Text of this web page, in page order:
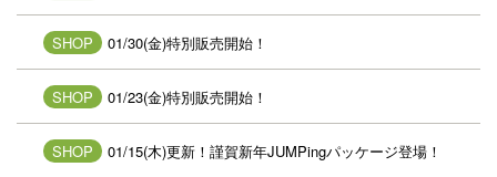
SHOP 01/30(金)特別販売開始！
SHOP 01/23(金)特別販売開始！
SHOP 01/15(木)更新！謹賀新年JUMPingパッケージ登場！